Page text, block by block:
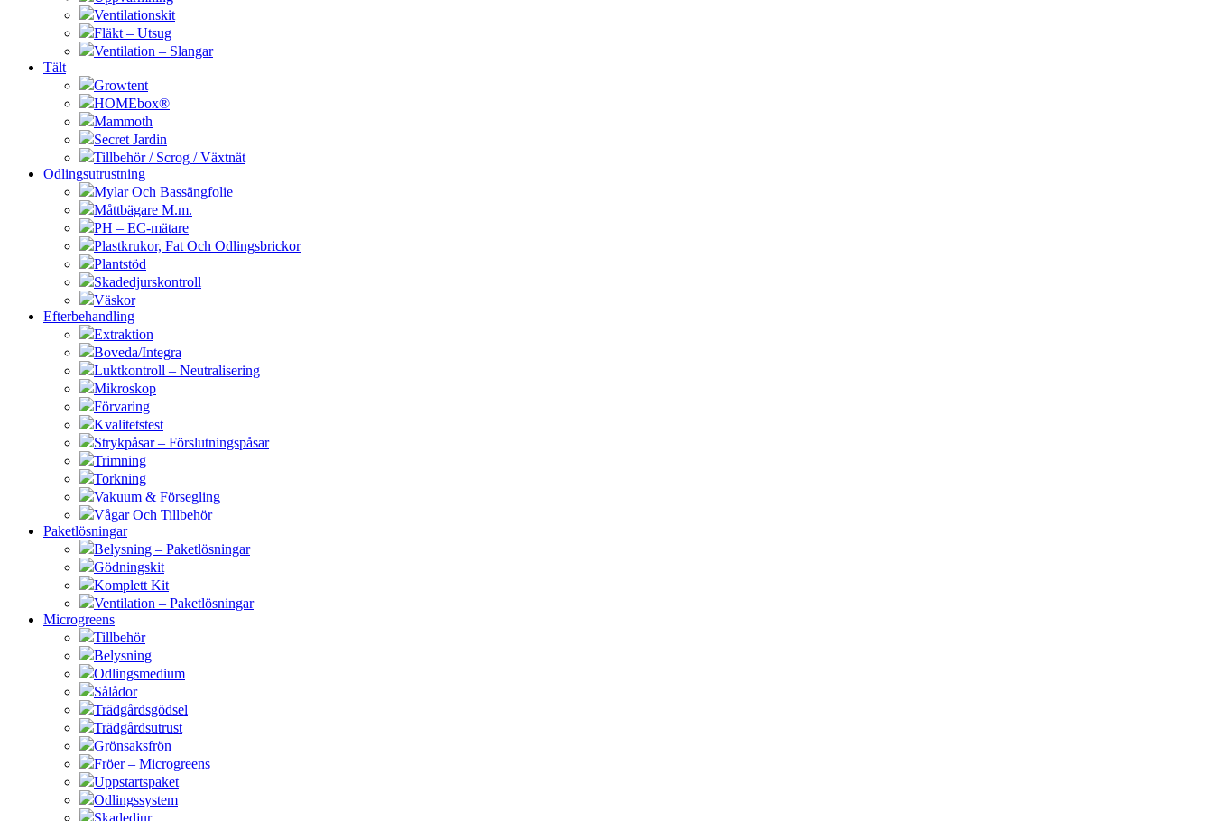
Ventilationskit
Fläkt – Utsug
Ventilation – Slangar
Tält
Growtent
HOMEbox®
Mammoth
Secret Jardin
Tillbehör / Scrog / Växtnät
Odlingsutrustning
Mylar Och Bassängfolie
Måttbägare M.m.
PH – EC-mätare
Plastkrukor, Fat Och Odlingsbrickor
Plantstöd
Skadedjurskontroll
Väskor
Efterbehandling
Extraktion
Boveda/Integra
Luktkontroll – Neutralisering
Mikroskop
Förvaring
Kvalitetstest
Strykpåsar – Förslutningspåsar
Trimning
Torkning
Vakuum & Försegling
Vågar Och Tillbehör
Paketlösningar
Belysning – Paketlösningar
Gödningskit
Komplett Kit
Ventilation – Paketlösningar
Microgreens
Tillbehör
Belysning
Odlingsmedium
Sålådor
Trädgårdsgödsel
Trädgårdsutrust
Grönsaksfrön
Fröer – Microgreens
Uppstartspaket
Odlingssystem
Skadedjur